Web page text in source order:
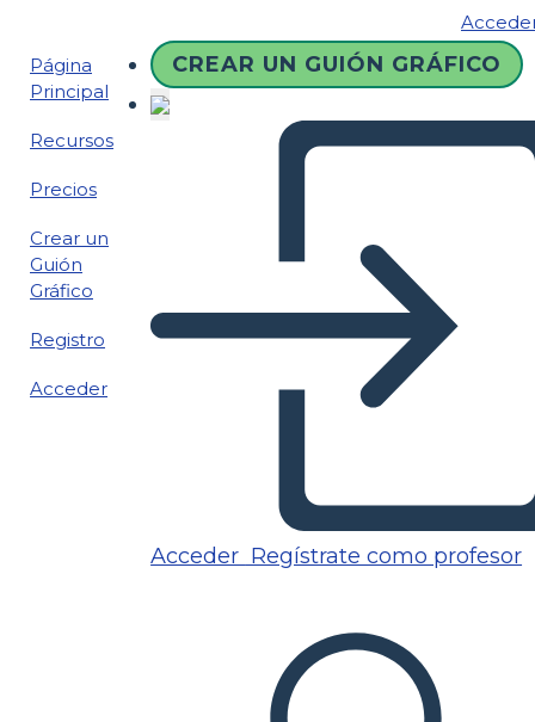
Página
Principal
Recursos
Precios
Crear un
Guión
Gráfico
Registro
Acceder
CREAR UN GUIÓN GRÁFICO
Acceder Regístrate como profesor